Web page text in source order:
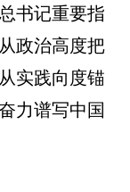
书记重要指
政治高度把
实践向度锚
力谱写中国